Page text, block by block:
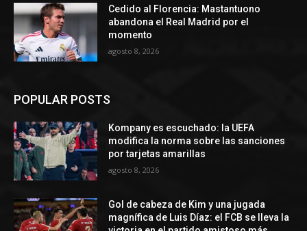
Cedido al Florencia: Mastantuono
abandona el Real Madrid por el
momento
agosto 8, 2026
POPULAR POSTS
Kompany es escuchado: la UEFA
modifica la norma sobre las sanciones
por tarjetas amarillas
agosto 8, 2026
Gol de cabeza de Kim y una jugada
magnífica de Luis Díaz: el FCB se lleva la